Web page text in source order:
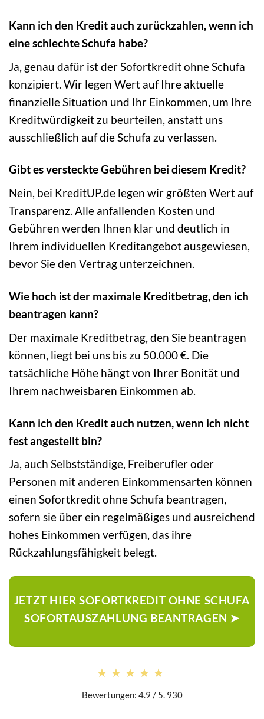
Kann ich den Kredit auch zurückzahlen, wenn ich
eine schlechte Schufa habe?
Ja, genau dafür ist der Sofortkredit ohne Schufa
konzipiert. Wir legen Wert auf Ihre aktuelle
finanzielle Situation und Ihr Einkommen, um Ihre
Kreditwürdigkeit zu beurteilen, anstatt uns
ausschließlich auf die Schufa zu verlassen.
Gibt es versteckte Gebühren bei diesem Kredit?
Nein, bei KreditUP.de legen wir größten Wert auf
Transparenz. Alle anfallenden Kosten und
Gebühren werden Ihnen klar und deutlich in
Ihrem individuellen Kreditangebot ausgewiesen,
bevor Sie den Vertrag unterzeichnen.
Wie hoch ist der maximale Kreditbetrag, den ich
beantragen kann?
Der maximale Kreditbetrag, den Sie beantragen
können, liegt bei uns bis zu 50.000 €. Die
tatsächliche Höhe hängt von Ihrer Bonität und
Ihrem nachweisbaren Einkommen ab.
Kann ich den Kredit auch nutzen, wenn ich nicht
fest angestellt bin?
Ja, auch Selbstständige, Freiberufler oder
Personen mit anderen Einkommensarten können
einen Sofortkredit ohne Schufa beantragen,
sofern sie über ein regelmäßiges und ausreichend
hohes Einkommen verfügen, das ihre
Rückzahlungsfähigkeit belegt.
JETZT HIER SOFORTKREDIT OHNE SCHUFA
SOFORTAUSZAHLUNG BEANTRAGEN ➤
★★★★★
★★★★★
Bewertungen: 4.9 / 5. 930